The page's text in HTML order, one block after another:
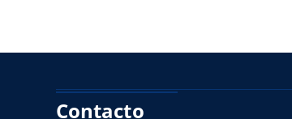
Contacto